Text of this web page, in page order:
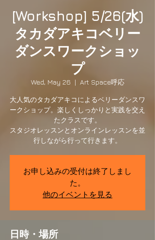
[Workshop] 5/26(水)
タカダアキコベリー
ダンスワークショッ
プ
Wed, May 26
  |
Art Space呼応
大人気のタカダアキコによるベリーダンスワ
ークショップ。楽しくしっかりと実践を交え
たクラスです。
スタジオレッスンとオンラインレッスンを並
行しながら行って行きます。
お申し込みの受付は終了しまし
た。
他のイベントを見る
日時・場所